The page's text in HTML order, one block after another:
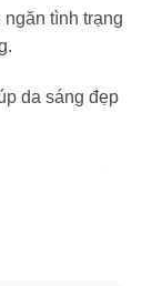
tình trạng
da sáng đẹp